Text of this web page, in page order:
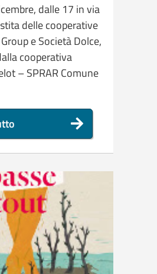
dalle 17 in via
delle cooperative
e Società Dolce,
cooperativa
– SPRAR Comune